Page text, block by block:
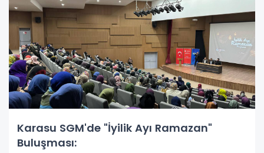
Karasu SGM'de "İyilik Ayı Ramazan"
Buluşması: